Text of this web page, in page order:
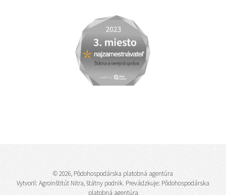
© 2026, Pôdohospodárska platobná agentúra
Vytvoril: Agroinštitút Nitra, štátny podnik. Prevádzkuje: Pôdohospodárska
platobná agentúra